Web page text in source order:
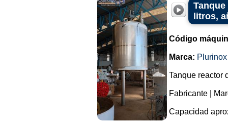
litros,
Código
Marca: Plurinox
Tanque reactor
Fabricante |
Capacidad